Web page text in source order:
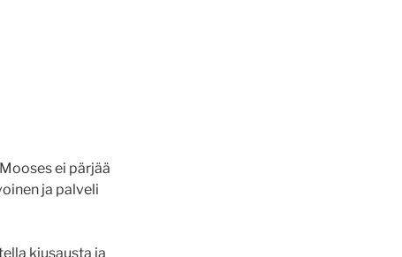
ei pärjää
ja palveli
kiusausta ja